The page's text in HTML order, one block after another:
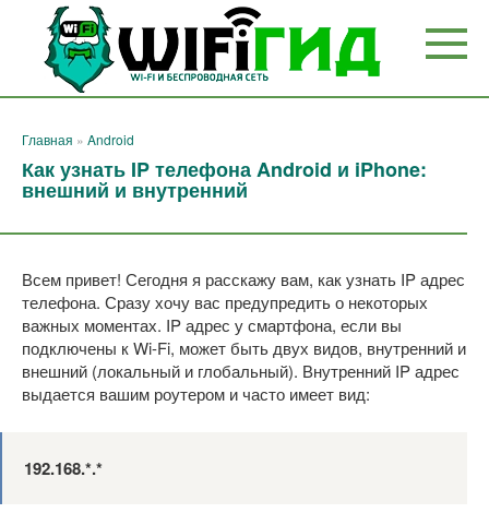
Перейти
контенту
Главная » Android
Как узнать IP телефона Android и iPhone:
внешний и внутренний
Всем привет! Сегодня я расскажу вам, как узнать IP адрес
телефона. Сразу хочу вас предупредить о некоторых
важных моментах. IP адрес у смартфона, если вы
подключены к Wi-Fi, может быть двух видов, внутренний и
внешний (локальный и глобальный). Внутренний IP адрес
выдается вашим роутером и часто имеет вид:
192.168.*.*